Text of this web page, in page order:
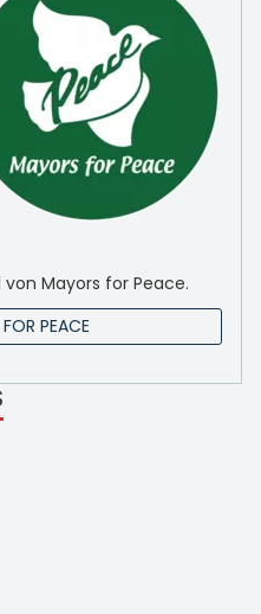
Mayors for Peace.
PEACE